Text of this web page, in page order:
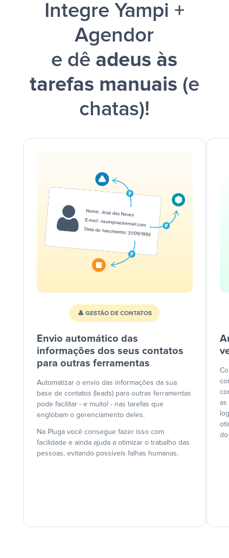
Integre Yampi +
Agendor
e dê adeus às
tarefas manuais (e
chatas)!
👤 GESTÃO DE CONTATOS
Envio automático das
informações dos seus contatos
para outras ferramentas
Automatizar o envio das informações da sua
base de contatos (leads) para outras ferramentas
pode facilitar - e muito! - nas tarefas que
englobam o gerenciamento deles.
Na Pluga você consegue fazer isso com
facilidade e ainda ajuda a otimizar o trabalho das
pessoas, evitando possíveis falhas humanas.
as
do